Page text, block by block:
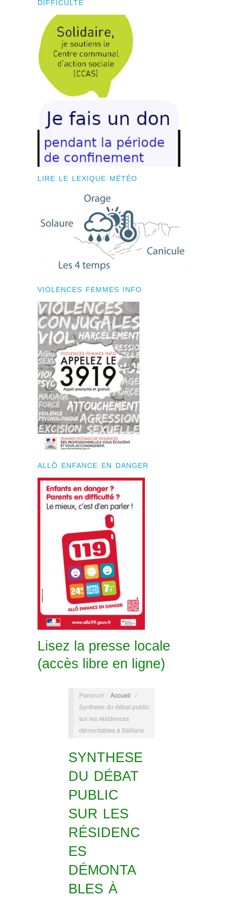
DIFFICULTÉ
LIRE LE LEXIQUE MÉTÉO
VIOLENCES FEMMES INFO
ALLÔ ENFANCE EN DANGER
Lisez la presse locale
(accès libre en ligne)
Parcourir : Accueil /
Synthese du débat public
sur les résidences
démontables à Saillans
SYNTHESE
DU DÉBAT
PUBLIC
SUR LES
RÉSIDENC
ES
DÉMONTA
BLES À